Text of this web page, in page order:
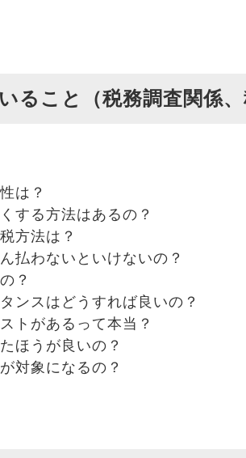
ること（税務調査関係、
は？
する方法はあるの？
方法は？
払わないといけないの？
？
ンスはどうすれば良いの？
トがあるって本当？
ほうが良いの？
対象になるの？